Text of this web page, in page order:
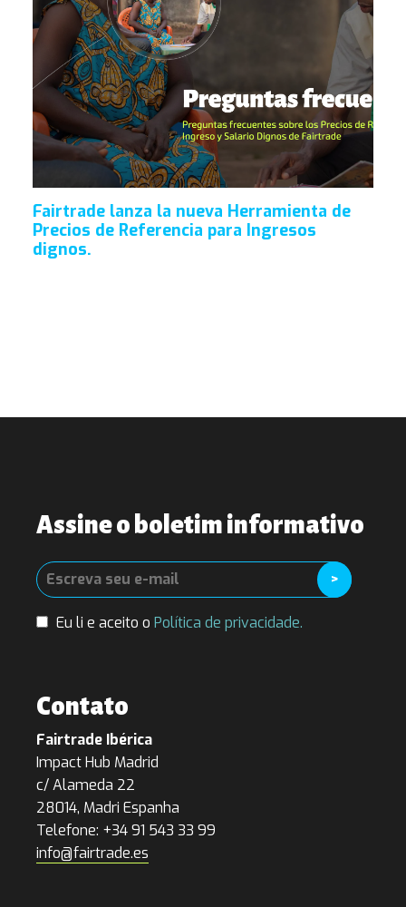
Fairtrade lanza la nueva Herramienta de
Precios de Referencia para Ingresos
dignos.
Assine o boletim informativo
Eu li e aceito o Política de privacidade.
Contato
Fairtrade Ibérica
Impact Hub Madrid
c/ Alameda 22
28014, Madri Espanha
Telefone: +34 91 543 33 99
info@fairtrade.es